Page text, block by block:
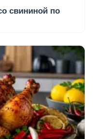
свининой по